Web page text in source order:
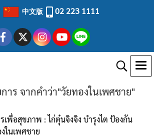
中文版 02 223 1111
าร จากคำว่า"วัยทองในเพศชาย"
เพื่อสุขภาพ : ไก่ตุ๋นจิงจิง บำรุงไต ป้องกัน
ในเพศชาย